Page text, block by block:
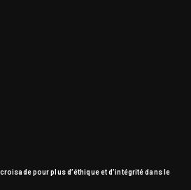
pour plus d’éthique et d’intégrité dans le